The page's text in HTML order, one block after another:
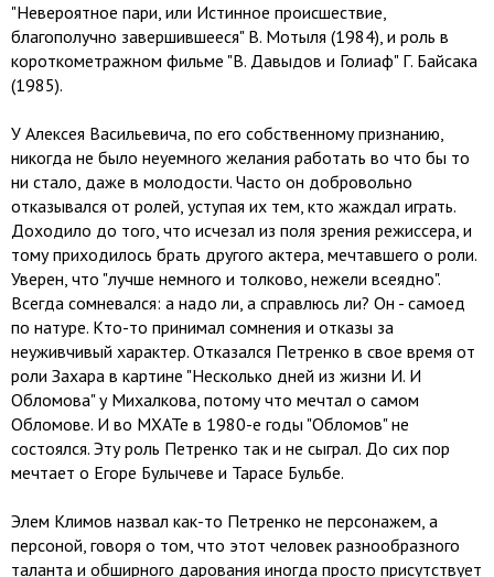
"Невероятное пари, или Истинное происшествие,
благополучно завершившееся" В. Мотыля (1984), и роль в
короткометражном фильме "В. Давыдов и Голиаф" Г. Байсака
(1985).
У Алексея Васильевича, по его собственному признанию,
никогда не было неуемного желания работать во что бы то
ни стало, даже в молодости. Часто он добровольно
отказывался от ролей, уступая их тем, кто жаждал играть.
Доходило до того, что исчезал из поля зрения режиссера, и
тому приходилось брать другого актера, мечтавшего о роли.
Уверен, что "лучше немного и толково, нежели всеядно".
Всегда сомневался: а надо ли, а справлюсь ли? Он - самоед
по натуре. Кто-то принимал сомнения и отказы за
неуживчивый характер. Отказался Петренко в свое время от
роли Захара в картине "Несколько дней из жизни И. И
Обломова" у Михалкова, потому что мечтал о самом
Обломове. И во МХАТе в 1980-е годы "Обломов" не
состоялся. Эту роль Петренко так и не сыграл. До сих пор
мечтает о Егоре Булычеве и Тарасе Бульбе.
Элем Климов назвал как-то Петренко не персонажем, а
персоной, говоря о том, что этот человек разнообразного
таланта и обширного дарования иногда просто присутствует